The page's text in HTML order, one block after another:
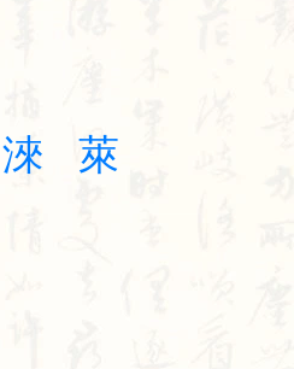
淶 萊